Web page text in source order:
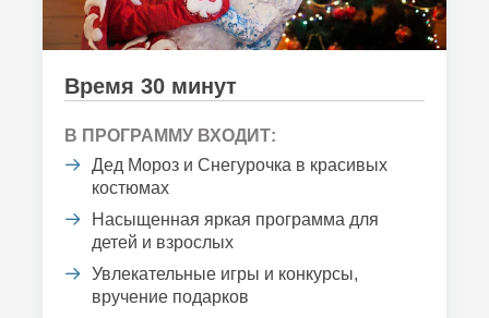
Время 30 минут
В ПРОГРАММУ ВХОДИТ:
Дед Мороз и Снегурочка в красивых
костюмах
Насыщенная яркая программа для
детей и взрослых
Увлекательные игры и конкурсы,
вручение подарков